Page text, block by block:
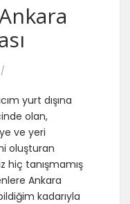
/
yurt dışına
olan,
ve yeri
oluşturan
hiç tanışmamış
Ankara
kadarıyla